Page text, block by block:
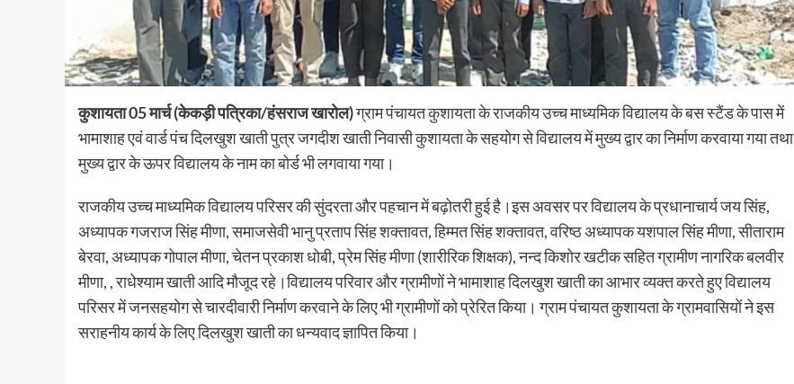
कुशायता 05 मार्च (केकड़ी पत्रिका/हंसराज खारोल)ग्राम पंचायत कुशायता के राजकीय उच्च माध्यमिक विद्यालय के बस स्टैंड के पास में
भामाशाह एवं वार्ड पंच दिलखुश खाती पुत्र जगदीश खाती निवासी कुशायता के सहयोग से विद्यालय में मुख्य द्वार का निर्माण करवाया गया तथा
मुख्य द्वार के ऊपर विद्यालय के नाम का बोर्ड भी लगवाया गया।
राजकीय उच्च माध्यमिक विद्यालय परिसर की सुंदरता और पहचान में बढ़ोतरी हुई है।इस अवसर पर विद्यालय के प्रधानाचार्य जय सिंह,
अध्यापक गजराज सिंह मीणा, समाजसेवी भानु प्रताप सिंह शक्तावत, हिम्मत सिंह शक्तावत, वरिष्ठ अध्यापक यशपाल सिंह मीणा, सीताराम
बेरवा, अध्यापक गोपाल मीणा, चेतन प्रकाश धोबी, प्रेम सिंह मीणा (शारीरिक शिक्षक), नन्द किशोर खटीक सहित ग्रामीण नागरिक बलवीर
मीणा, , राधेश्याम खाती आदि मौजूद रहे।विद्यालय परिवार और ग्रामीणों ने भामाशाह दिलखुश खाती का आभार व्यक्त करते हुए विद्यालय
परिसर में जनसहयोग से चारदीवारी निर्माण करवाने के लिए भी ग्रामीणों को प्रेरित किया। ग्राम पंचायत कुशायता के ग्रामवासियों ने इस
सराहनीय कार्य के लिए दिलखुश खाती का धन्यवाद ज्ञापित किया।